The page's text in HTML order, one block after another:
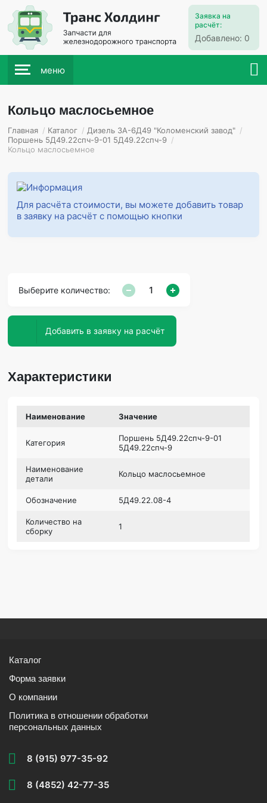
Заявка на
расчёт:
Добавлено: 0
меню
Кольцо маслосьемное
Главная / Каталог / Дизель 3А-6Д49 "Коломенский завод" /
Поршень 5Д49.22спч-9-01 5Д49.22спч-9 /
Кольцо маслосьемное
Для расчёта стоимости, вы можете добавить товар
в заявку на расчёт с помощью кнопки
Выберите количество:
Добавить в заявку на расчёт
Характеристики
Наименование Значение
Категория
Поршень 5Д49.22спч-9-01
5Д49.22спч-9
Наименование
детали
Кольцо маслосьемное
Обозначение 5Д49.22.08-4
Количество на
сборку
1
Каталог
Форма заявки
О компании
Политика в отношении обработки
персональных данных
8 (915) 977-35-92
8 (4852) 42-77-35